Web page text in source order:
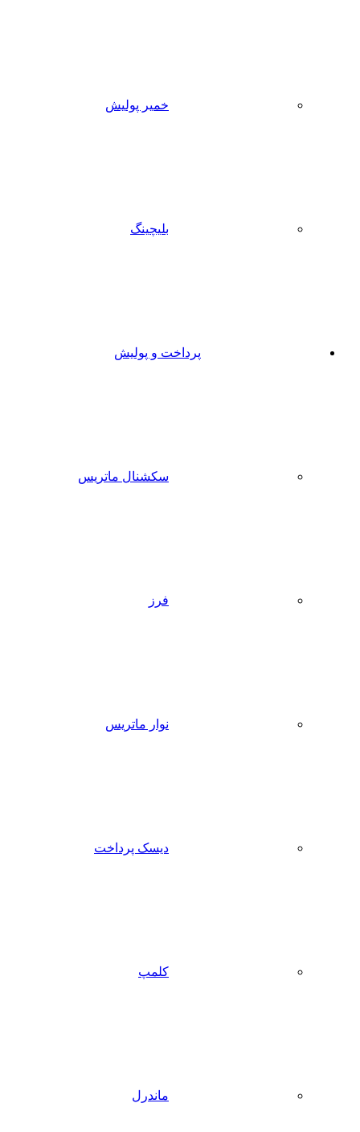
خمیر پولیش
بلیچینگ
پرداخت و پولیش
سکشنال ماتریس
فرز
نوار ماتریس
دیسک پرداخت
کلمپ
ماندرل